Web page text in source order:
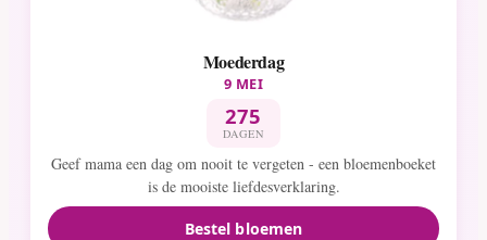
Moederdag
9 MEI
275
DAGEN
Geef mama een dag om nooit te vergeten - een bloemenboeket
is de mooiste liefdesverklaring.
Bestel bloemen